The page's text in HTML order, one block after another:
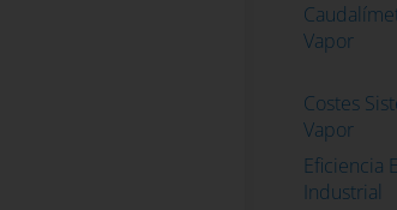
Vapor
Costes
Vapor
Eficiencia
Industrial